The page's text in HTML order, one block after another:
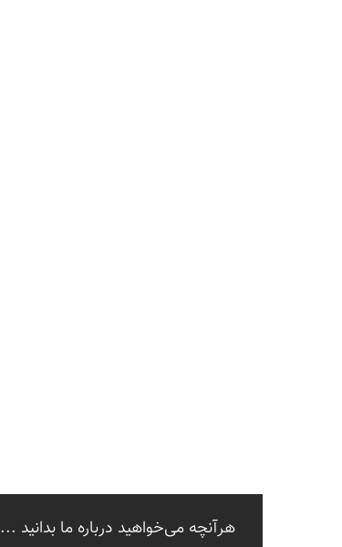
هرآنچه می‌خواهید درباره ما بدانید ...